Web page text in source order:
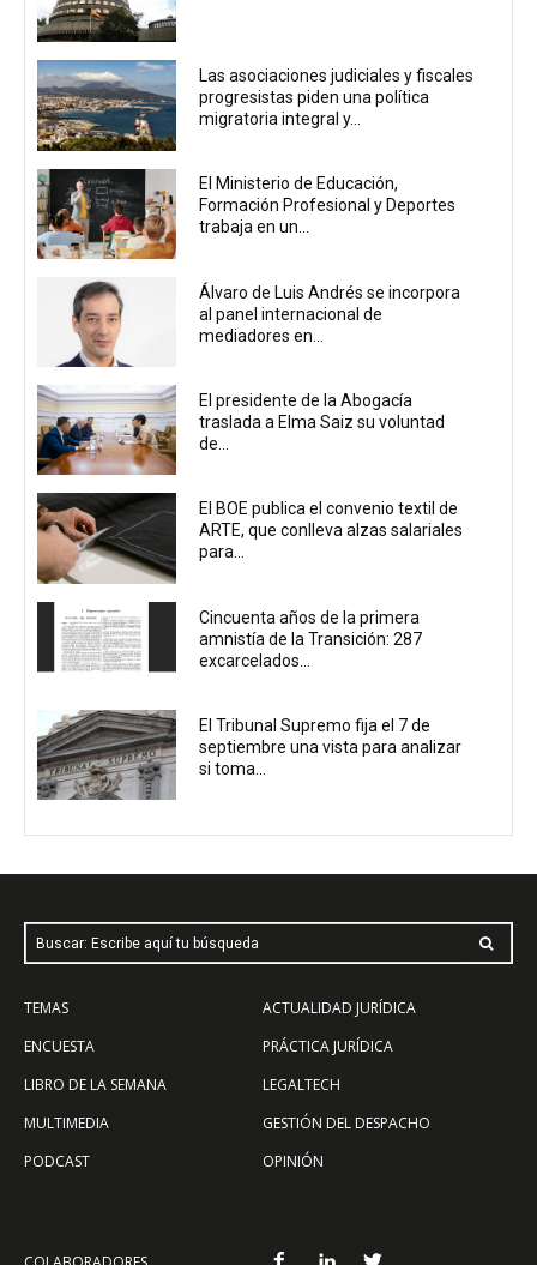
Las asociaciones judiciales y fiscales
progresistas piden una política
migratoria integral y...
El Ministerio de Educación,
Formación Profesional y Deportes
trabaja en un...
Álvaro de Luis Andrés se incorpora
al panel internacional de
mediadores en...
El presidente de la Abogacía
traslada a Elma Saiz su voluntad
de...
El BOE publica el convenio textil de
ARTE, que conlleva alzas salariales
para...
Cincuenta años de la primera
amnistía de la Transición: 287
excarcelados...
El Tribunal Supremo fija el 7 de
septiembre una vista para analizar
si toma...
Buscar: Escribe aquí tu búsqueda
TEMAS
ENCUESTA
LIBRO DE LA SEMANA
MULTIMEDIA
PODCAST
ACTUALIDAD JURÍDICA
PRÁCTICA JURÍDICA
LEGALTECH
GESTIÓN DEL DESPACHO
OPINIÓN